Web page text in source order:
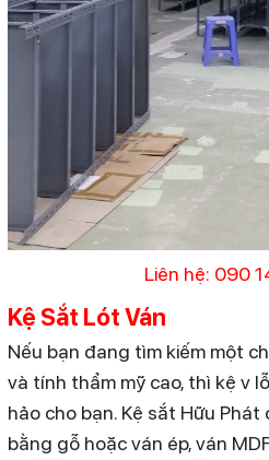
Liên hệ: 090
Kệ Sắt Lót Ván
Nếu bạn đang tìm kiếm một
và tính thẩm mỹ cao, thì kệ v
hảo cho bạn. Kệ sắt Hữu
bằng gỗ hoặc ván ép, ván